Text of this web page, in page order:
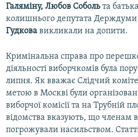
Галяміну, Любов Соболь та
колишнього депутата Держдуми
Гудкова викликали на допити.
Кримінальна справа про
діяльності виборчкомів була
липня. Як вважає Слідчий
метою в Москві були
виборчої комісії та на Трубній
відомства вказують, що членам
погрожували насильством.